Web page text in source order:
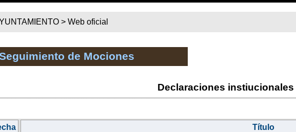
> Web oficial
de Mociones
Declaraciones
Título